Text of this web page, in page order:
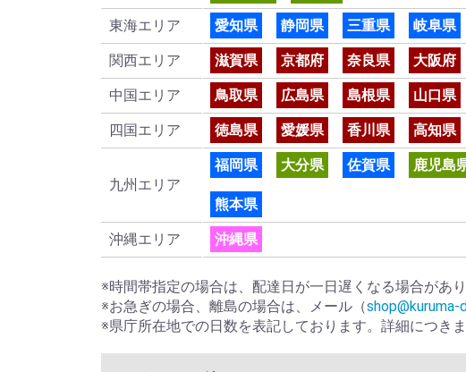
東海エリア 愛知県 静岡県 三重県 岐阜県
関西エリア 滋賀県 京都府 奈良県 大阪府
中国エリア 鳥取県 広島県 島根県 山口県
四国エリア 徳島県 愛媛県 香川県 高知県
九州エリア
福岡県 大分県 佐賀県 鹿児島
熊本県
沖縄エリア 沖縄県
※時間帯指定の場合は、配達日が一日遅くなる場合があり
※お急ぎの場合、離島の場合は、メール（shop@kuruma-
※県庁所在地での日数を表記しております。詳細につき